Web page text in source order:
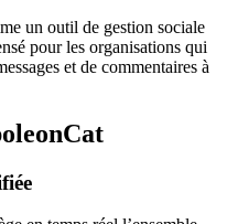
un outil de gestion sociale
pour les organisations qui
et de commentaires à